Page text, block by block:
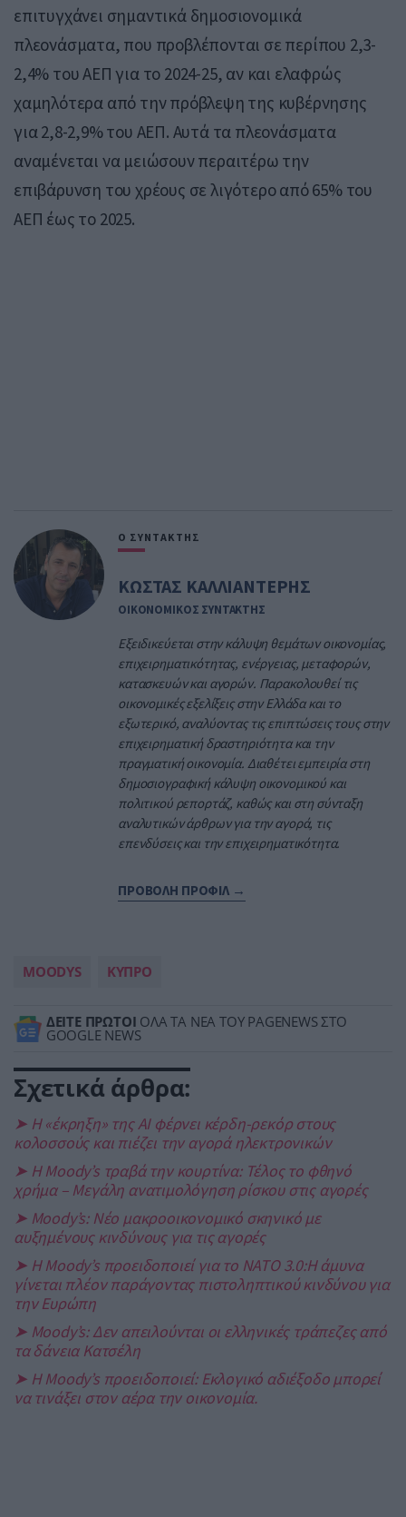
επιτυγχάνει σημαντικά δημοσιονομικά
πλεονάσματα, που προβλέπονται σε περίπου 2,3-
2,4% του ΑΕΠ για το 2024-25, αν και ελαφρώς
χαμηλότερα από την πρόβλεψη της κυβέρνησης
για 2,8-2,9% του ΑΕΠ. Αυτά τα πλεονάσματα
αναμένεται να μειώσουν περαιτέρω την
επιβάρυνση του χρέους σε λιγότερο από 65% του
ΑΕΠ έως το 2025.
Ο ΣΥΝΤΑΚΤΗΣ
ΚΩΣΤΑΣ ΚΑΛΛΙΑΝΤΕΡΗΣ
ΟΙΚΟΝΟΜΙΚΟΣ ΣΥΝΤΑΚΤΗΣ
Εξειδικεύεται στην κάλυψη θεμάτων οικονομίας,
επιχειρηματικότητας, ενέργειας, μεταφορών,
κατασκευών και αγορών. Παρακολουθεί τις
οικονομικές εξελίξεις στην Ελλάδα και το
εξωτερικό, αναλύοντας τις επιπτώσεις τους στην
επιχειρηματική δραστηριότητα και την
πραγματική οικονομία. Διαθέτει εμπειρία στη
δημοσιογραφική κάλυψη οικονομικού και
πολιτικού ρεπορτάζ, καθώς και στη σύνταξη
αναλυτικών άρθρων για την αγορά, τις
επενδύσεις και την επιχειρηματικότητα.
ΠΡΟΒΟΛΗ ΠΡΟΦΙΛ →
MOODYS ΚΥΠΡΟ
ΔΕΙΤΕ ΠΡΩΤΟΙ ΟΛΑ ΤΑ ΝΕΑ ΤΟΥ PAGENEWS ΣΤΟ
GOOGLE NEWS
Σχετικά άρθρα:
➤ Η «έκρηξη» της AI φέρνει κέρδη-ρεκόρ στους
κολοσσούς και πιέζει την αγορά ηλεκτρονικών
➤ Η Moody’s τραβά την κουρτίνα: Τέλος το φθηνό
χρήμα – Μεγάλη ανατιμολόγηση ρίσκου στις αγορές
➤ Moody’s: Νέο μακροοικονομικό σκηνικό με
αυξημένους κινδύνους για τις αγορές
➤ Η Moody’s προειδοποιεί για το NATO 3.0:Η άμυνα
γίνεται πλέον παράγοντας πιστοληπτικού κινδύνου για
την Ευρώπη
➤ Moody’s: Δεν απειλούνται οι ελληνικές τράπεζες από
τα δάνεια Κατσέλη
➤ Η Moody’s προειδοποιεί: Εκλογικό αδιέξοδο μπορεί
να τινάξει στον αέρα την οικονομία.